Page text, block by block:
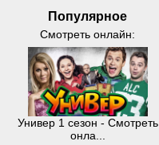
Популярное
Смотреть онлайн:
Универ 1 сезон - Смотреть
онла...